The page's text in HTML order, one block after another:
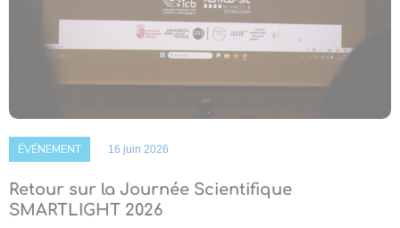
ÉVÉNEMENT 16 juin 2026
Retour sur la Journée Scientifique
SMARTLIGHT 2026